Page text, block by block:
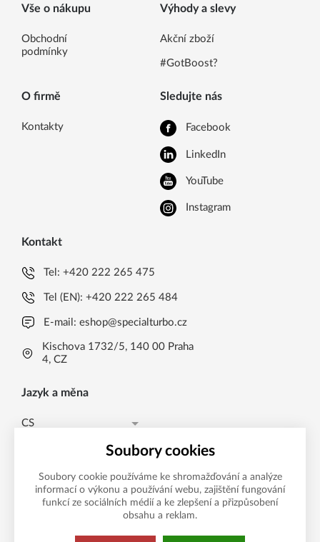
Vše o nákupu
Obchodní
podmínky
Výhody a slevy
Akční zboží
#GotBoost?
O firmě
Kontakty
Sledujte nás
Facebook
LinkedIn
YouTube
Instagram
Kontakt
Tel:+420 222 265 475
Tel (EN):+420 222 265 484
E-mail:eshop@specialturbo.cz
Kischova 1732/5, 140 00 Praha
4, CZ
Jazyk a měna
CS
EN
Česká koruna CZK (Kč)
Česká koruna CZK (Kč)
EUR (EUR)
Možnosti platby
Soubory cookies
Soubory cookie používáme ke shromažďování a analýze
informací o výkonu a používání webu, zajištění fungování
funkcí ze sociálních médií a ke zlepšení a přizpůsobení
obsahu a reklam.